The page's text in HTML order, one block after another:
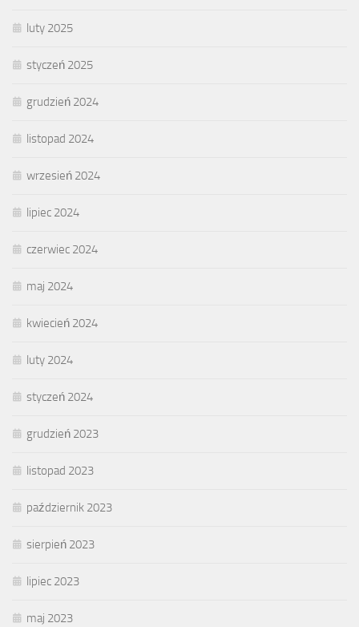
luty 2025
styczeń 2025
grudzień 2024
listopad 2024
wrzesień 2024
lipiec 2024
czerwiec 2024
maj 2024
kwiecień 2024
luty 2024
styczeń 2024
grudzień 2023
listopad 2023
październik 2023
sierpień 2023
lipiec 2023
maj 2023